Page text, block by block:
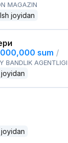
MAGAZIN
Ish joyidan
sum /
BANDLIK AGENTLIGI
joyidan
joyidan